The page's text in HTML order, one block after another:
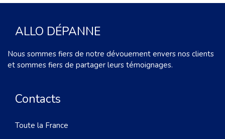
ALLO DÉPANNE
Nous sommes fiers de notre dévouement envers nos clients
et sommes fiers de partager leurs témoignages.
Contacts
Toute la France